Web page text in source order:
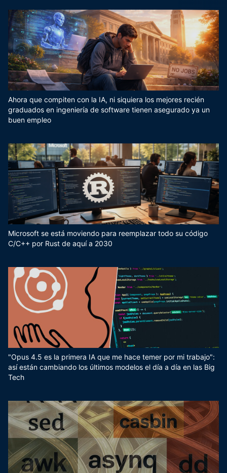
Ahora que compiten con la IA, ni siquiera los mejores recién
graduados en ingeniería de software tienen asegurado ya un
buen empleo
Microsoft se está moviendo para reemplazar todo su código
C/C++ por Rust de aquí a 2030
"Opus 4.5 es la primera IA que me hace temer por mi trabajo":
así están cambiando los últimos modelos el día a día en las Big
Tech